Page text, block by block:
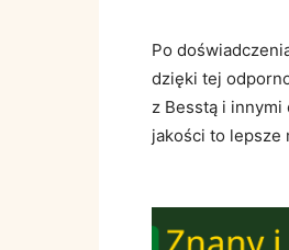
Po
dzięki tej
z Besstą i
jakości to lepsze